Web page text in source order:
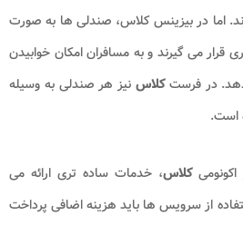
اما در بیزینس کلاس، صندلی ها به صورت
قرار می گیرند و به مسافران امکان خوابیدن
دهد. در فرستکلاس نیز هر صندلی به وسیله
است.
کلاس، خدمات ساده تری ارائه می
از سرویس ها باید هزینه اضافی پرداخت